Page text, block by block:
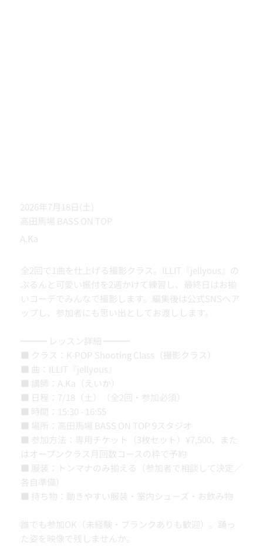
2026年7月18日(土)
高田馬場 BASS ON TOP
A.Ka
全2回で1曲を仕上げる撮影クラス。ILLIT『jellyous』の
ぷるんと可愛い振付を2週かけて練習し、最終日はお揃
いコーデでみんなで撮影します。編集後は公式SNSへア
ップし、参加者にも思い出としてお渡しします。
━━━ レッスン詳細 ━━━
■ クラス：K-POP Shooting Class（撮影クラス）
■ 曲：ILLIT『jellyous』
■ 講師：A.Ka（えいか）
■ 日程：7/18（土）（全2回・参加必須）
■ 時間：15:30 - 16:55
■ 場所：高田馬場 BASS ON TOP 9スタジオ
■ 参加方法：専用チケット（3枚セット）¥7,500、また
はオープンクラス月回数コースの枠で予約
■ 服装：トンマナのみ揃える（参加者で相談して決定／
各自準備）
■ 持ち物：動きやすい服装・室内シューズ・お飲み物
誰でも参加OK（未経験・ブランクありも歓迎）。踊っ
た姿を映像で残しませんか。